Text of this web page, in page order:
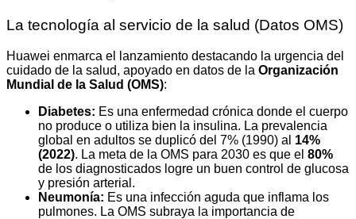
La tecnología al servicio de la salud (Datos OMS)
Huawei enmarca el lanzamiento destacando la urgencia del
cuidado de la salud, apoyado en datos de la Organización
Mundial de la Salud (OMS):
Diabetes: Es una enfermedad crónica donde el cuerpo
no produce o utiliza bien la insulina. La prevalencia
global en adultos se duplicó del 7% (1990) al 14%
(2022). La meta de la OMS para 2030 es que el 80%
de los diagnosticados logre un buen control de glucosa
y presión arterial.
Neumonía: Es una infección aguda que inflama los
pulmones. La OMS subraya la importancia de